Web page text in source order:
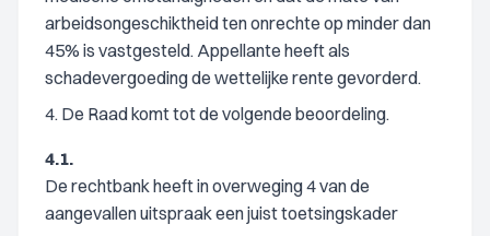
arbeidsongeschiktheid ten onrechte op minder dan
45% is vastgesteld. Appellante heeft als
schadevergoeding de wettelijke rente gevorderd.
4. De Raad komt tot de volgende beoordeling.
4.1.
De rechtbank heeft in overweging 4 van de
aangevallen uitspraak een juist toetsingskader